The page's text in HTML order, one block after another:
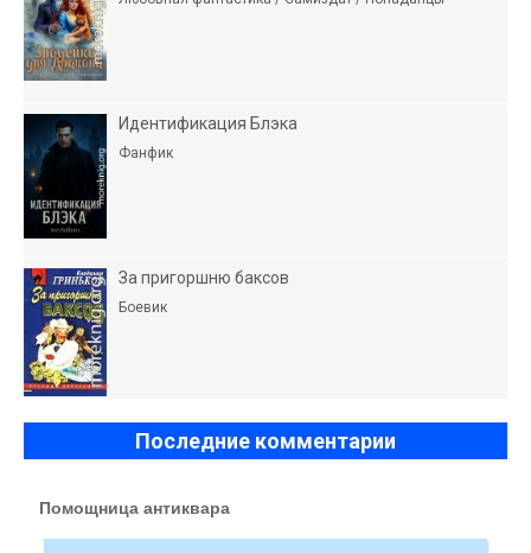
Идентификация Блэка
Фанфик
За пригоршню баксов
Боевик
Последние комментарии
Помощница антиквара